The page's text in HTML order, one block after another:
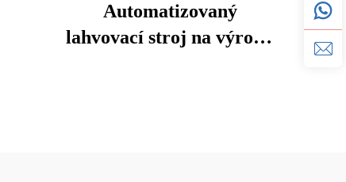
Automatizovaný
lahvovací stroj na výrobu